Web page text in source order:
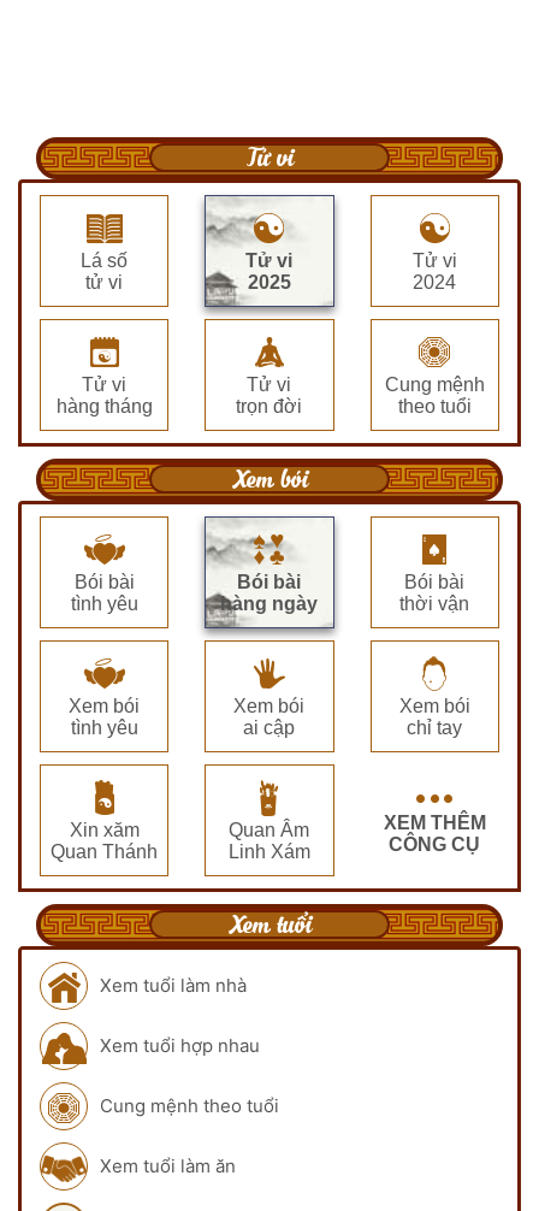
Tử vi
Lá số
tử vi
Tử vi
2025
Tử vi
2024
Tử vi
hàng tháng
Tử vi
trọn đời
Cung mệnh
theo tuổi
Xem bói
Bói bài
tình yêu
Bói bài
hàng ngày
Bói bài
thời vận
Xem bói
tình yêu
Xem bói
ai cập
Xem bói
chỉ tay
Xin xăm
Quan Thánh
Quan Âm
Linh Xám
XEM THÊM
CÔNG CỤ
Xem tuổi
Xem tuổi làm nhà
Xem tuổi hợp nhau
Cung mệnh theo tuổi
Xem tuổi làm ăn